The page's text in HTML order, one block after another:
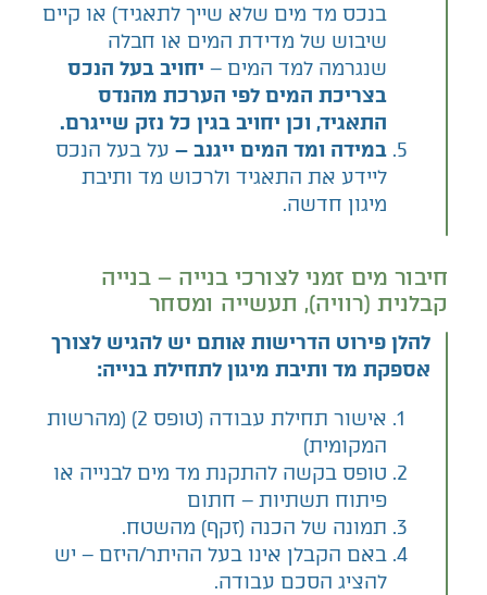
בנכס מד מים שלא שייך לתאגיד) או קיים
שיבוש של מדידת המים או חבלה
שנגרמה למד המים – יחויב בעל הנכס
בצריכת המים לפי הערכת מהנדס
התאגיד, וכן יחויב בגין כל נזק שייגרם.
במידה ומד המים ייגנב – על בעל הנכס
ליידע את התאגיד ולרכוש מד ותיבת
מיגון חדשה.
חיבור מים זמני לצורכי בנייה – בנייה
קבלנית (רוויה), תעשייה ומסחר
להלן פירוט הדרישות אותם יש להגיש לצורך
אספקת מד ותיבת מיגון לתחילת בנייה:
אישור תחילת עבודה (טופס 2) (מהרשות
המקומית)
טופס בקשה להתקנת מד מים לבנייה או
פיתוח תשתיות – חתום
תמונה של הכנה (זקף) מהשטח.
באם הקבלן אינו בעל ההיתר/היזם – יש
להציג הסכם עבודה.